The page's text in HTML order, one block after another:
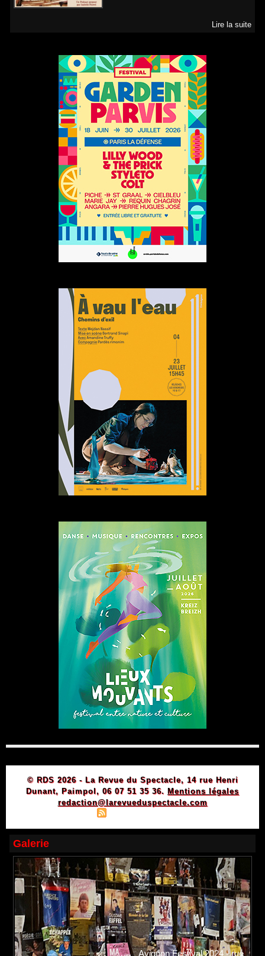
Lire la suite
© RDS 2026 - La Revue du Spectacle, 14 rue Henri
Dunant, Paimpol, 06 07 51 35 36. Mentions légales
redaction@larevueduspectacle.com
Galerie
Avignon Festival 2024 - rue